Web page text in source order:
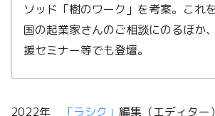
ソッド「樹のワーク」を考案。これ
国の起業家さんのご相談にのるほか
援セミナー等でも登壇。
2022年 「ラシク」 編集（エディター